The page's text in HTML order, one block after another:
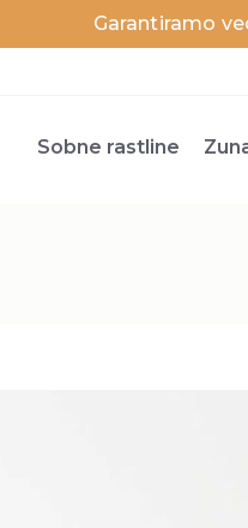
Garantiramo
Sobne rastline